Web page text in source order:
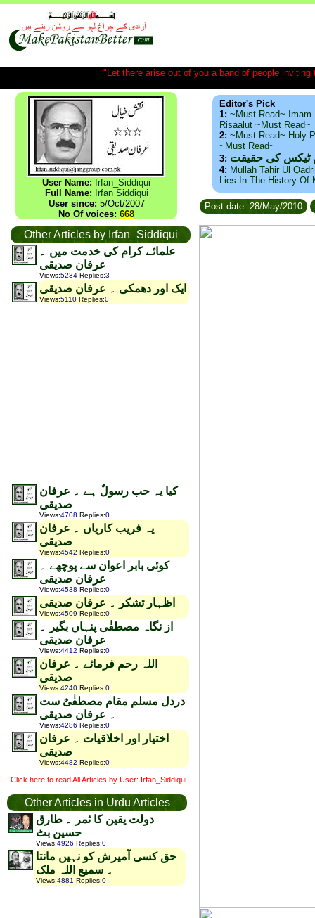
"Let there arise out of you a band of people
User Name: Irfan_Siddiqui
Full Name: Irfan Siddiqui
User since: 5/Oct/2007
No Of voices: 668
Other Articles by Irfan_Siddiqui
علمائے کرام کی خدمت میں ۔
عرفان صدیقی
Views:5234 Replies:3
ایک اور دھمکی ۔ عرفان صدیقی
Views:5110 Replies:0
کیا یہ حب رسولٌ ہے ۔ عرفان
صدیقی
Views:4708 Replies:0
یہ فریب کاریاں ۔ عرفان
صدیقی
Views:4542 Replies:0
کوئی بابر اعوان سے پوچھے ۔
عرفان صدیقی
Views:4538 Replies:0
اظہار تشکر ۔ عرفان صدیقی
Views:4509 Replies:0
از نگاہ مصطفٰی پنہاں بگیر ۔
عرفان صدیقی
Views:4412 Replies:0
اللہ رحم فرمائے ۔ عرفان
صدیقی
Views:4240 Replies:0
دردل مسلم مقام مصطفٰیٌ ست
۔ عرفان صدیقی
Views:4286 Replies:0
اختیار اور اخلاقیات ۔ عرفان
صدیقی
Views:4482 Replies:0
Click here to read All Articles by User: Irfan_Siddiqui
Other Articles in Urdu Articles
دولت یقین کا ثمر ۔ طارق
حسین بٹ
Views:4926 Replies:0
حق کسی آمیرش کو نہیں مانتا
۔ سمیع اللہ ملک
Views:4881 Replies:0
Editor's Pick
1: ~Must Read~
Risaalut ~Must Read~
2: ~Must Read~ Holy
~Must Read~
3: ٹیکس کی حقیقت
4: Mullah Tahir Ul
Lies In The History Of
Post date: 28/May/2010